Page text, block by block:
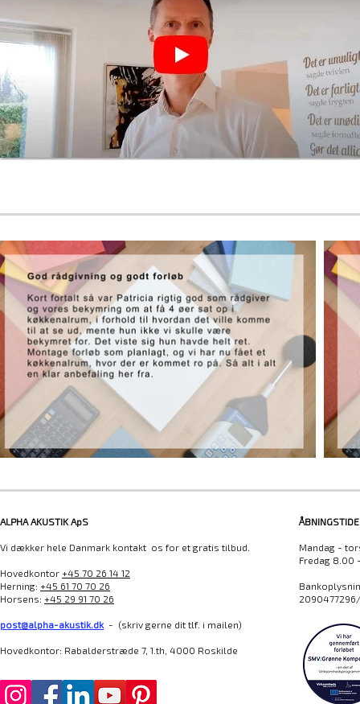
ALPHA AKUSTIK ApS
Vi dækker hele Danmark kontakt os for et gratis tilbud.
Hovedkontor +45 70 26 14 12
Herning: +45 61 70 70 26
Horsens: +45 29 91 70 26
post@alpha-akustik.dk- (skriv gerne dit tlf. i mailen)
Hovedkontor: Rabalderstræde 7, 1.th, 4000 Roskilde
Mandag -
Fredag 8.00